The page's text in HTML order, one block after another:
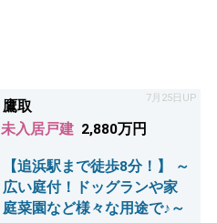
7月25日UP
鷹取
未入居戸建 2,880万円
【追浜駅まで徒歩8分！】 ～
広い庭付！ドッグランや家
庭菜園など様々な用途で♪～